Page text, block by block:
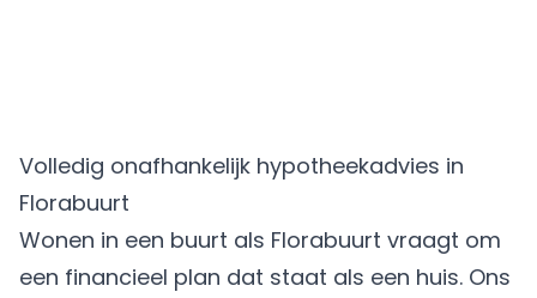
Volledig onafhankelijk hypotheekadvies in
Florabuurt
Wonen in een buurt als Florabuurt vraagt om
een financieel plan dat staat als een huis. Ons